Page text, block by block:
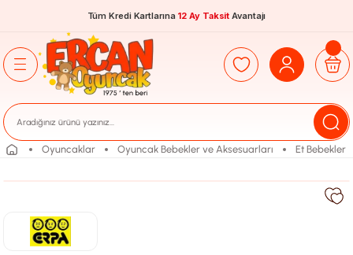
Tüm Kredi Kartlarına 12 Ay Taksit Avantajı
Oyuncaklar Oyuncak Bebekler ve Aksesuarları Et Bebekler